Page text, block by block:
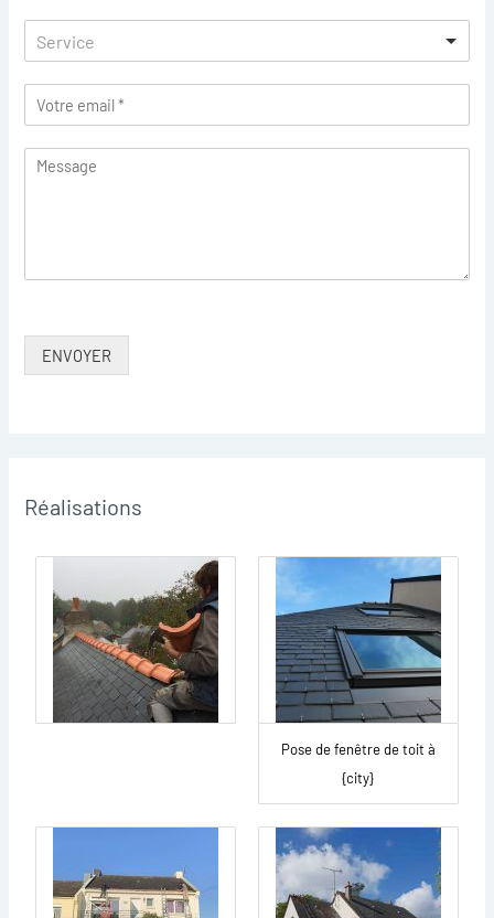
Service
ENVOYER
Réalisations
Pose de fenêtre de toit à
{city}